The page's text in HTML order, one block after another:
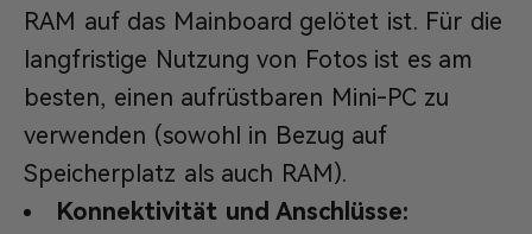
RAM auf das Mainboard gelötet ist. Für die
langfristige Nutzung von Fotos ist es am
besten, einen aufrüstbaren Mini-PC zu
verwenden (sowohl in Bezug auf
Speicherplatz als auch RAM).
Konnektivität und Anschlüsse: